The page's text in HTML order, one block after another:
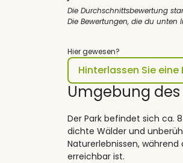
Die Durchschnittsbewertung
Die Bewertungen, die du unten
Hier gewesen?
Hinterlassen Sie eine
Umgebung
Der Park befindet sich ca.
dichte Wälder und
Naturerlebnissen,
erreichbar ist.